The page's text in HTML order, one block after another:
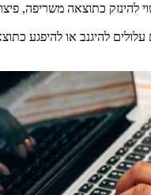
להינזק כתוצאה משריפה,
להיגנב או להיפגע